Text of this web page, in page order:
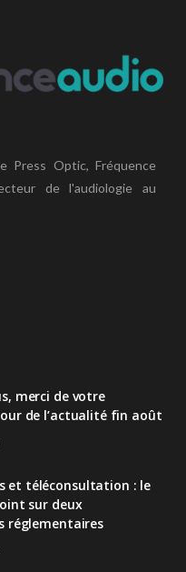
Press Optic, Fréquence
de l'audiologie au
merci de votre
de l’actualité fin août
et téléconsultation : le
sur deux
réglementaires